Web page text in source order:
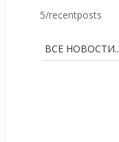
5/recentposts
ВСЕ